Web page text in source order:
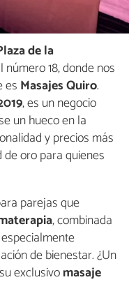
de la
18, donde nos
es Masajes Quiro.
, es un negocio
un hueco en la
y precios más
oro para quienes
parejas que
, combinada
de bienestar. ¿Un
exclusivomasaje